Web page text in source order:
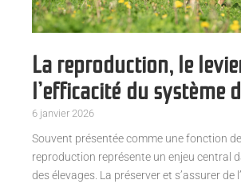
La reproduction, le
l’efficacité du système
6 janvier 2026
Souvent présentée comme une fonction
reproduction représente un enjeu central
des élevages. La préserver et s’assurer de